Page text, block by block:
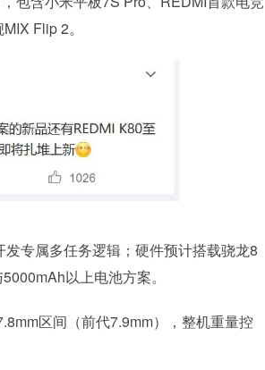
Flip 2。
专属多任务逻辑；硬件预计搭载骁龙8
以上电池方案。
区间（前代7.9mm），整机重量控